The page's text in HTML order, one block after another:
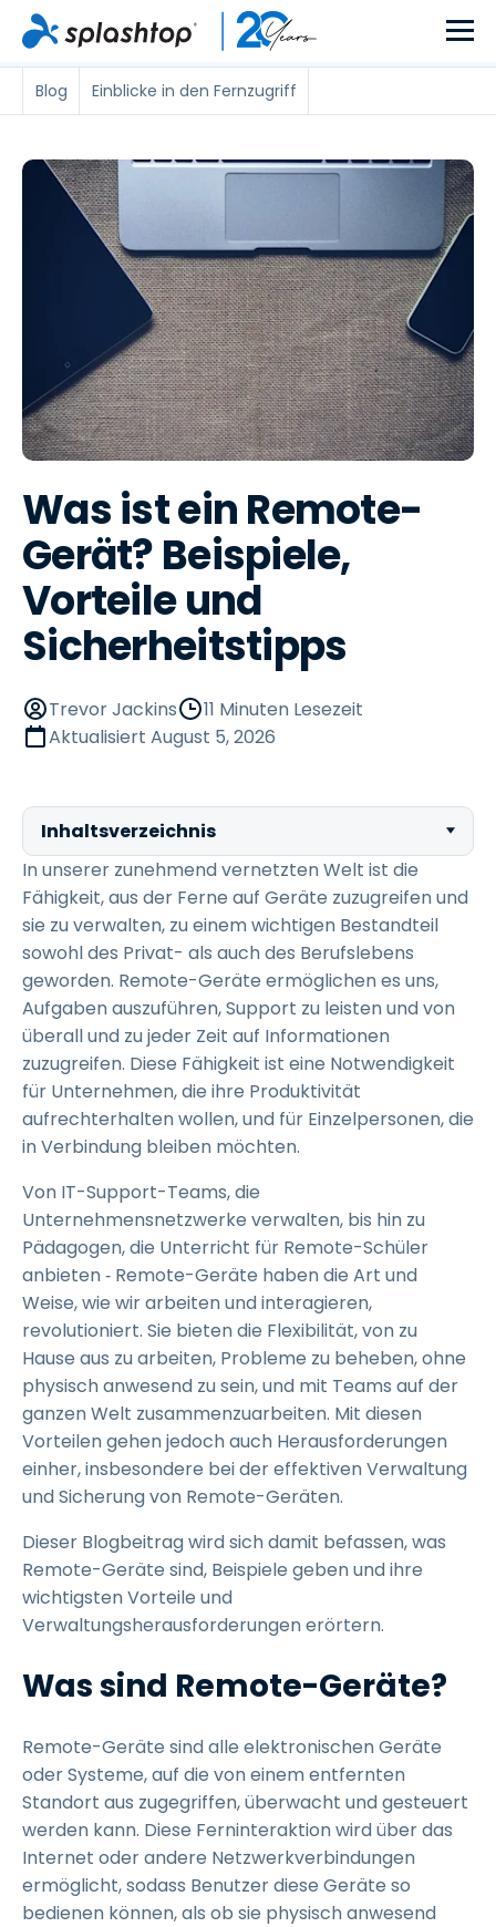
Blog Einblicke in den Fernzugriff
Was ist ein Remote-
Gerät? Beispiele,
Vorteile und
Sicherheitstipps
Trevor Jackins
11 Minuten Lesezeit
Aktualisiert August 5, 2026
Inhaltsverzeichnis
In unserer zunehmend vernetzten Welt ist die
Fähigkeit, aus der Ferne auf Geräte zuzugreifen und
sie zu verwalten, zu einem wichtigen Bestandteil
sowohl des Privat- als auch des Berufslebens
geworden. Remote-Geräte ermöglichen es uns,
Aufgaben auszuführen, Support zu leisten und von
überall und zu jeder Zeit auf Informationen
zuzugreifen. Diese Fähigkeit ist eine Notwendigkeit
für Unternehmen, die ihre Produktivität
aufrechterhalten wollen, und für Einzelpersonen, die
in Verbindung bleiben möchten.
Von IT-Support-Teams, die
Unternehmensnetzwerke verwalten, bis hin zu
Pädagogen, die Unterricht für Remote-Schüler
anbieten ‑ Remote-Geräte haben die Art und
Weise, wie wir arbeiten und interagieren,
revolutioniert. Sie bieten die Flexibilität, von zu
Hause aus zu arbeiten, Probleme zu beheben, ohne
physisch anwesend zu sein, und mit Teams auf der
ganzen Welt zusammenzuarbeiten. Mit diesen
Vorteilen gehen jedoch auch Herausforderungen
einher, insbesondere bei der effektiven Verwaltung
und Sicherung von Remote-Geräten.
Dieser Blogbeitrag wird sich damit befassen, was
Remote-Geräte sind, Beispiele geben und ihre
wichtigsten Vorteile und
Verwaltungsherausforderungen erörtern.
Was sind Remote-Geräte?
Remote-Geräte sind alle elektronischen Geräte
oder Systeme, auf die von einem entfernten
Standort aus zugegriffen, überwacht und gesteuert
werden kann. Diese Ferninteraktion wird über das
Internet oder andere Netzwerkverbindungen
ermöglicht, sodass Benutzer diese Geräte so
bedienen können, als ob sie physisch anwesend